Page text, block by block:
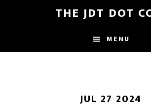
content
THE JDT DOT
MENU
JUL 27 2024